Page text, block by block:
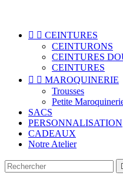
  CEINTURES
CEINTURONS
CEINTURES
CEINTURES
  MAROQUINERIE
Trousses
Petite
SACS
PERSONNALISATION
CADEAUX
Notre Atelier